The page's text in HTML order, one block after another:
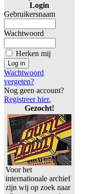
Login
Gebruikersnaam
Wachtwoord
Herken mij
Wachtwoord
vergeten?
Nog geen account?
Registreer hier.
Gezocht!
Voor het
internationale archief
zijn wij op zoek naar